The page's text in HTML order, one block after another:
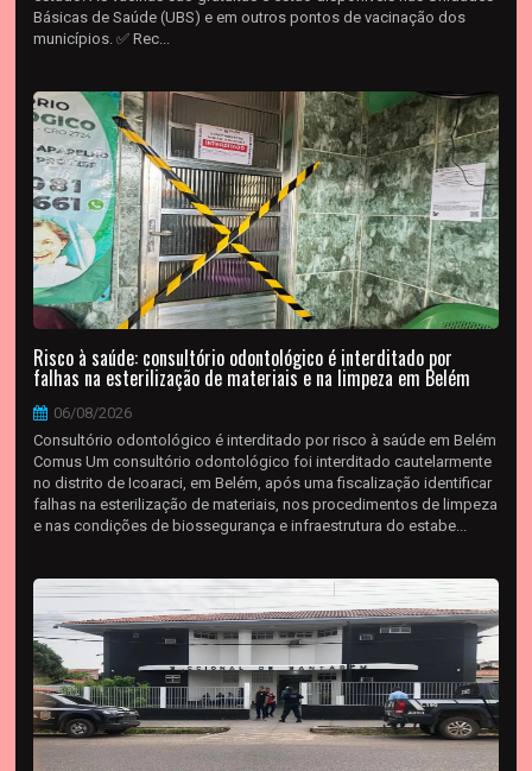
Básicas de Saúde (UBS) e em outros pontos de vacinação dos
municípios. ✅ Rec...
Risco à saúde: consultório odontológico é interditado por
falhas na esterilização de materiais e na limpeza em Belém
06/08/2026
Consultório odontológico é interditado por risco à saúde em Belém
Comus Um consultório odontológico foi interditado cautelarmente
no distrito de Icoaraci, em Belém, após uma fiscalização identificar
falhas na esterilização de materiais, nos procedimentos de limpeza
e nas condições de biossegurança e infraestrutura do estabe...